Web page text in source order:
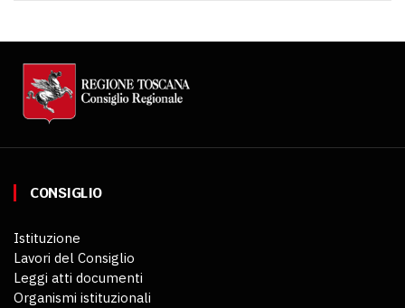
CONSIGLIO
Istituzione
Lavori del Consiglio
Leggi atti documenti
Organismi istituzionali